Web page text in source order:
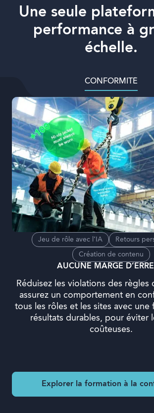
Une seule
performance à
échelle.
LEADERSHIP
Jeu de rôle avec l’IA Retours
Création de contenu
DÉVELOPPER DES LEADERS
Maîtriser les conversations
dirigent avec assurance, sans